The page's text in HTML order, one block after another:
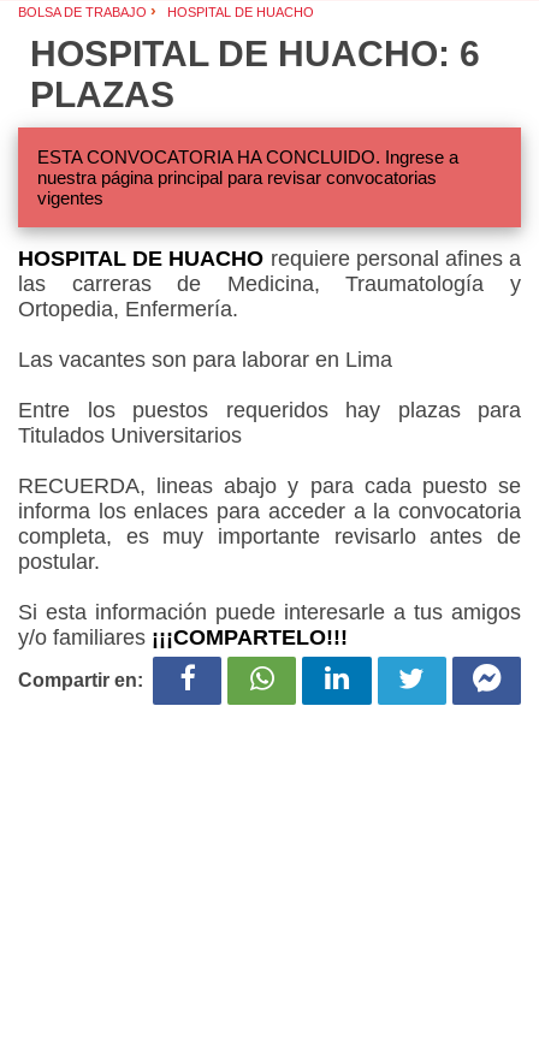
BOLSA DE TRABAJO › HOSPITAL DE HUACHO
HOSPITAL DE HUACHO: 6
PLAZAS
ESTA CONVOCATORIA HA CONCLUIDO. Ingrese a
nuestra página principal para revisar convocatorias
vigentes
HOSPITAL DE HUACHO requiere personal afines a
las carreras de Medicina, Traumatología y
Ortopedia, Enfermería.
Las vacantes son para laborar en Lima
Entre los puestos requeridos hay plazas para
Titulados Universitarios
RECUERDA, lineas abajo y para cada puesto se
informa los enlaces para acceder a la convocatoria
completa, es muy importante revisarlo antes de
postular.
Si esta información puede interesarle a tus amigos
y/o familiares ¡¡¡COMPARTELO!!!
Compartir en: